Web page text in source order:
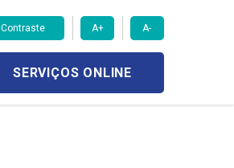
Contraste A+ A-
SERVIÇOS ONLINE